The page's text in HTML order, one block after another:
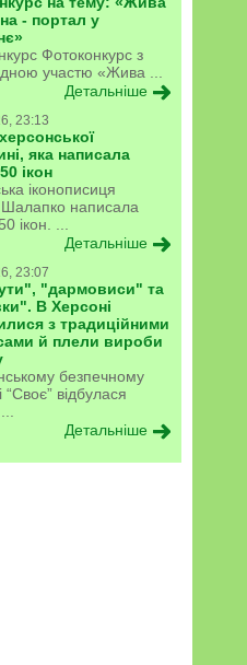
- портал у
Фотоконкурс з
участю «Жива ...
Детальніше
23:13
яка написала
ікон
іконописиця
Шалапко написала
ікон. ...
Детальніше
23:07
"дармовиси" та
В Херсоні
з традиційними
й плели вироби
безпечному
“Своє” відбулася
Детальніше